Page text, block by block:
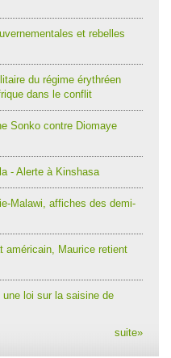
et rebelles
du régime érythréen
dans le conflit
Sonko contre Diomaye
- Alerte à Kinshasa
Malawi, affiches des demi-
américain, Maurice retient
une loi sur la saisine de
suite»